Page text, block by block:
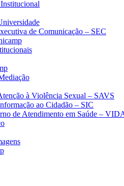
de Comunicação – SEC
à Violência Sexual – SAVS
ao Cidadão – SIC
de Atendimento em Saúde –